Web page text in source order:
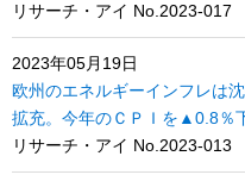
リサーチ・アイ No.2023-017
2023年05月19日
欧州のエネルギーインフレは
拡充。今年のＣＰＩを▲0.8％
リサーチ・アイ No.2023-013